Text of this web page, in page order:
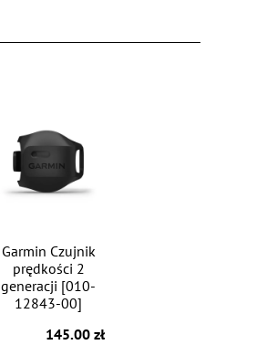
Garmin Czujnik
prędkości 2
generacji [010-
12843-00]
145.00 zł